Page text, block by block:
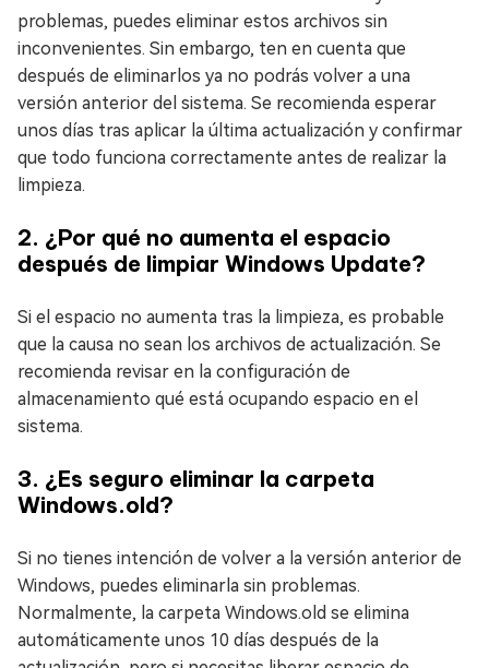
problemas, puedes eliminar estos archivos sin
inconvenientes. Sin embargo, ten en cuenta que
después de eliminarlos ya no podrás volver a una
versión anterior del sistema. Se recomienda esperar
unos días tras aplicar la última actualización y confirmar
que todo funciona correctamente antes de realizar la
limpieza.
2. ¿Por qué no aumenta el espacio
después de limpiar Windows Update?
Si el espacio no aumenta tras la limpieza, es probable
que la causa no sean los archivos de actualización. Se
recomienda revisar en la configuración de
almacenamiento qué está ocupando espacio en el
sistema.
3. ¿Es seguro eliminar la carpeta
Windows.old?
Si no tienes intención de volver a la versión anterior de
Windows, puedes eliminarla sin problemas.
Normalmente, la carpeta Windows.old se elimina
automáticamente unos 10 días después de la